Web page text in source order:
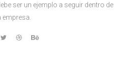
ser un ejemplo a seguir dentro de
empresa.